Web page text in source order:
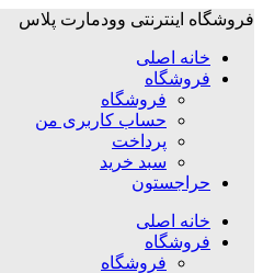
فروشگاه اینترنتی وودمارت پلاس
خانه اصلی
فروشگاه
فروشگاه
حساب کاربری من
پرداخت
سبد خرید
حراجستون
خانه اصلی
فروشگاه
فروشگاه